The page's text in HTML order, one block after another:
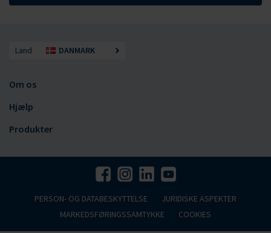
Land DANMARK
Om os
Hjælp
Produkter
PERSON- OG DATABESKYTTELSE
JURIDISKE ASPEKTER
MARKEDSFØRINGSSAMTYKKE
COOKIES